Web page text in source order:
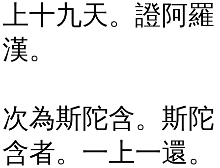
上十九天。證阿羅
漢。
次為斯陀含。斯陀
含者。一上一還。